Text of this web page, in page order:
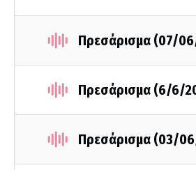
Πρεσάρισμα (07/
Πρεσάρισμα (6/6/
Πρεσάρισμα (03/